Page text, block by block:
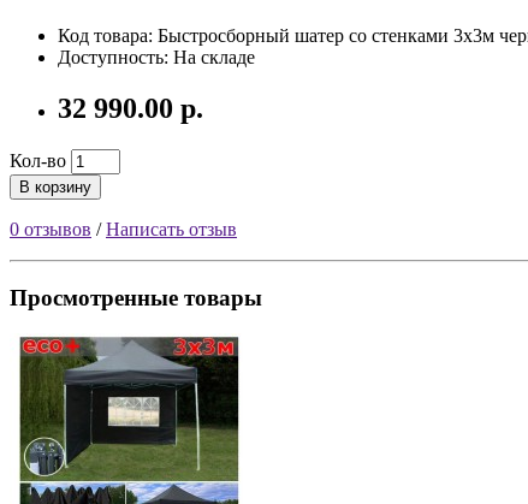
Код товара: Быстросборный шатер со стенками 3х3м
Доступность: На складе
32 990.00 р.
Кол-во
В корзину
0 отзывов /Написать отзыв
Просмотренные товары